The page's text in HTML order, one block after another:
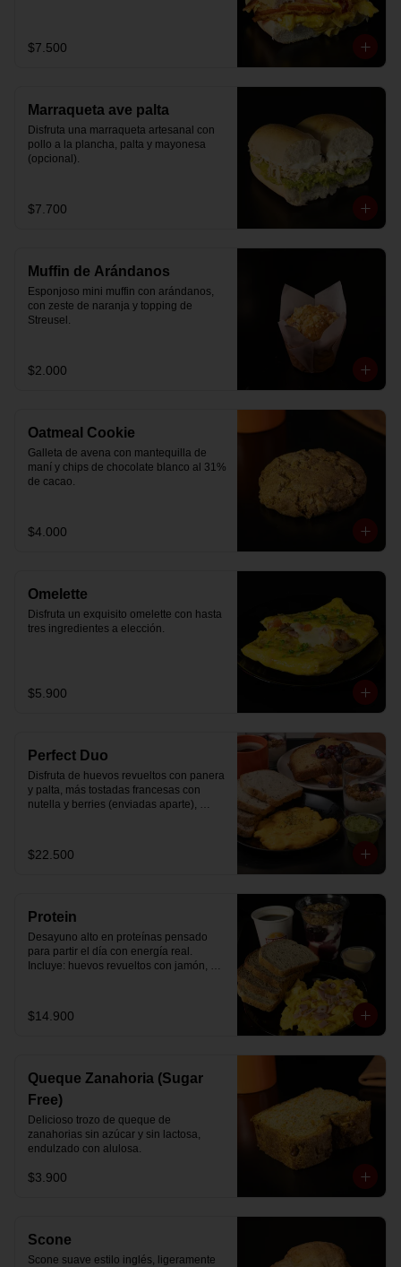
$7.500
Marraqueta ave palta
Disfruta una marraqueta artesanal con
pollo a la plancha, palta y mayonesa
(opcional).
$7.700
Muffin de Arándanos
Esponjoso mini muffin con arándanos,
con zeste de naranja y topping de
Streusel.
$2.000
Oatmeal Cookie
Galleta de avena con mantequilla de
maní y chips de chocolate blanco al 31%
de cacao.
$4.000
Omelette
Disfruta un exquisito omelette con hasta
tres ingredientes a elección.
$5.900
Perfect Duo
Disfruta de huevos revueltos con panera
y palta, más tostadas francesas con
nutella y berries (enviadas aparte),
mermelada de arándanos y granola
hecha en casa.
$22.500
Protein
Desayuno alto en proteínas pensado
para partir el día con energía real.
Incluye: huevos revueltos con jamón,
mermelada de arándanos y granola
receta exclusiva The Breakfast, porción
$14.900
Queque Zanahoria (Sugar
Free)
Delicioso trozo de queque de
zanahorias sin azúcar y sin lactosa,
endulzado con alulosa.
$3.900
Scone
Scone suave estilo inglés, ligeramente